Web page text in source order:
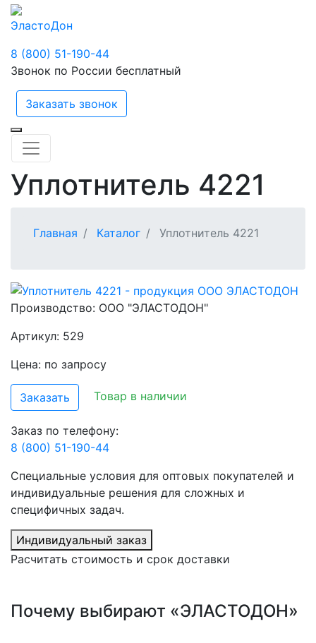
ЭластоДон
8 (800) 51-190-44
Звонок по России бесплатный
Заказать звонок
Уплотнитель 4221
Главная Каталог Уплотнитель 4221
Производство: ООО "ЭЛАСТОДОН"
Артикул: 529
Цена: по запросу
Заказать Товар в наличии
Заказ по телефону:
8 (800) 51-190-44
Специальные условия для оптовых покупателей и
индивидуальные решения для сложных и
специфичных задач.
Индивидуальный заказ
Расчитать стоимость и срок доставки
Почему выбирают «ЭЛАСТОДОН»